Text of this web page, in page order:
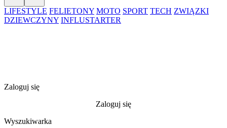
LIFESTYLE FELIETONY MOTO SPORT TECH ZWIĄZKI
DZIEWCZYNY INFLUSTARTER
Zaloguj się
Zaloguj się
Wyszukiwarka